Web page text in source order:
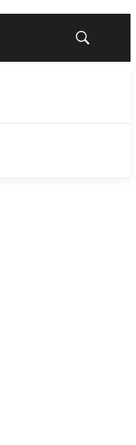
Mostrar